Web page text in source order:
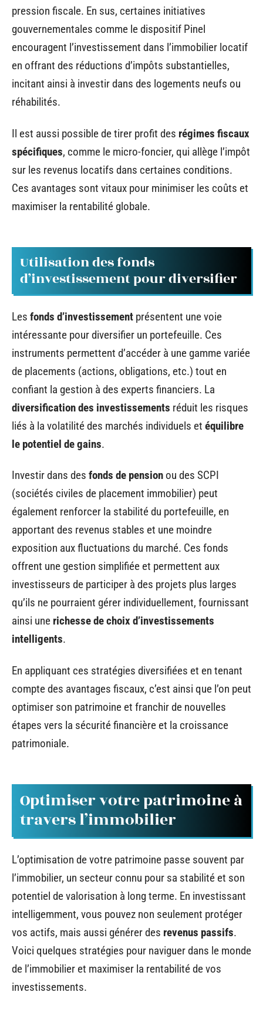
pression fiscale. En sus, certaines initiatives
gouvernementales comme le dispositif Pinel
encouragent l’investissement dans l’immobilier locatif
en offrant des réductions d’impôts substantielles,
incitant ainsi à investir dans des logements neufs ou
réhabilités.
Il est aussi possible de tirer profit des régimes fiscaux
spécifiques, comme le micro-foncier, qui allège l’impôt
sur les revenus locatifs dans certaines conditions.
Ces avantages sont vitaux pour minimiser les coûts et
maximiser la rentabilité globale.
Utilisation des fonds
d’investissement pour diversifier
Les fonds d’investissement présentent une voie
intéressante pour diversifier un portefeuille. Ces
instruments permettent d’accéder à une gamme variée
de placements (actions, obligations, etc.) tout en
confiant la gestion à des experts financiers. La
diversification des investissements réduit les risques
liés à la volatilité des marchés individuels et équilibre
le potentiel de gains.
Investir dans des fonds de pension ou des SCPI
(sociétés civiles de placement immobilier) peut
également renforcer la stabilité du portefeuille, en
apportant des revenus stables et une moindre
exposition aux fluctuations du marché. Ces fonds
offrent une gestion simplifiée et permettent aux
investisseurs de participer à des projets plus larges
qu’ils ne pourraient gérer individuellement, fournissant
ainsi une richesse de choix d’investissements
intelligents.
En appliquant ces stratégies diversifiées et en tenant
compte des avantages fiscaux, c’est ainsi que l’on peut
optimiser son patrimoine et franchir de nouvelles
étapes vers la sécurité financière et la croissance
patrimoniale.
Optimiser votre patrimoine à
travers l’immobilier
L’optimisation de votre patrimoine passe souvent par
l’immobilier, un secteur connu pour sa stabilité et son
potentiel de valorisation à long terme. En investissant
intelligemment, vous pouvez non seulement protéger
vos actifs, mais aussi générer des revenus passifs.
Voici quelques stratégies pour naviguer dans le monde
de l’immobilier et maximiser la rentabilité de vos
investissements.